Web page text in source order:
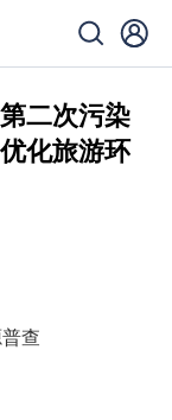
二次污染
化旅游环
查